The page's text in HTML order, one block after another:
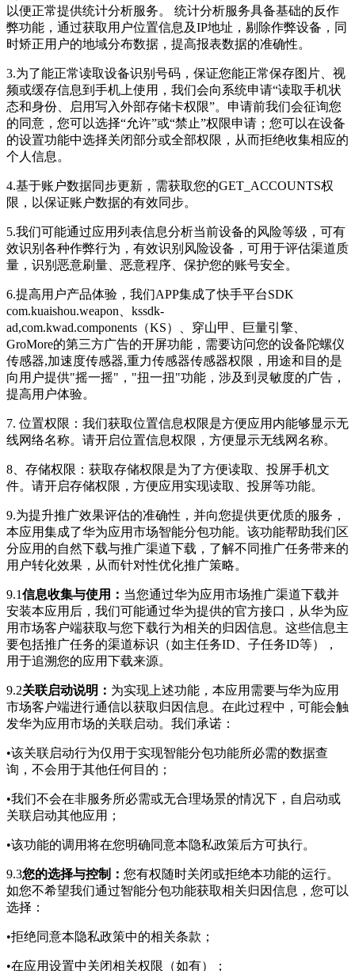
以便正常提供统计分析服务。 统计分析服务具备基础的反作
弊功能，通过获取用户位置信息及IP地址，剔除作弊设备，同
时矫正用户的地域分布数据，提高报表数据的准确性。
3.为了能正常读取设备识别号码，保证您能正常保存图片、视
频或缓存信息到手机上使用，我们会向系统申请“读取手机状
态和身份、启用写入外部存储卡权限”。申请前我们会征询您
的同意，您可以选择“允许”或“禁止”权限申请；您可以在设备
的设置功能中选择关闭部分或全部权限，从而拒绝收集相应的
个人信息。
4.基于账户数据同步更新，需获取您的GET_ACCOUNTS权
限，以保证账户数据的有效同步。
5.我们可能通过应用列表信息分析当前设备的风险等级，可有
效识别各种作弊行为，有效识别风险设备，可用于评估渠道质
量，识别恶意刷量、恶意程序、保护您的账号安全。
6.提高用户产品体验，我们APP集成了快手平台SDK
com.kuaishou.weapon、kssdk-
ad,com.kwad.components（KS）、穿山甲、巨量引擎、
GroMore的第三方广告的开屏功能， 需要访问您的设备陀螺仪
传感器,加速度传感器,重力传感器传感器权限，用途和目的是
向用户提供"摇一摇"，"扭一扭"功能，涉及到灵敏度的广告，
提高用户体验。
7. 位置权限：我们获取位置信息权限是方便应用内能够显示无
线网络名称。请开启位置信息权限，方便显示无线网名称。
8、存储权限：获取存储权限是为了方便读取、投屏手机文
件。请开启存储权限，方便应用实现读取、投屏等功能。
9.为提升推广效果评估的准确性，并向您提供更优质的服务，
本应用集成了华为应用市场智能分包功能。该功能帮助我们区
分应用的自然下载与推广渠道下载，了解不同推广任务带来的
用户转化效果，从而针对性优化推广策略。
9.1信息收集与使用： 当您通过华为应用市场推广渠道下载并
安装本应用后，我们可能通过华为提供的官方接口，从华为应
用市场客户端获取与您下载行为相关的归因信息。这些信息主
要包括推广任务的渠道标识（如主任务ID、子任务ID等），
用于追溯您的应用下载来源。
9.2关联启动说明： 为实现上述功能，本应用需要与华为应用
市场客户端进行通信以获取归因信息。在此过程中，可能会触
发华为应用市场的关联启动。我们承诺：
•该关联启动行为仅用于实现智能分包功能所必需的数据查
询，不会用于其他任何目的；
•我们不会在非服务所必需或无合理场景的情况下，自启动或
关联启动其他应用；
•该功能的调用将在您明确同意本隐私政策后方可执行。
9.3您的选择与控制： 您有权随时关闭或拒绝本功能的运行。
如您不希望我们通过智能分包功能获取相关归因信息，您可以
选择：
•拒绝同意本隐私政策中的相关条款；
•在应用设置中关闭相关权限（如有）；